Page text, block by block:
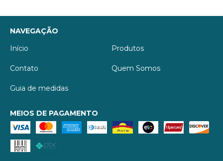
NAVEGAÇÃO
Início
Produtos
Contato Quem Somos
Guia de medidas
MEIOS DE PAGAMENTO